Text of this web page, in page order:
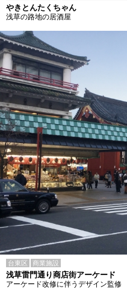
やきとんたくちゃん
浅草の路地の居酒屋
台東区 商業施設
浅草雷門通り商店街アーケード
アーケード改修に伴うデザイン監修